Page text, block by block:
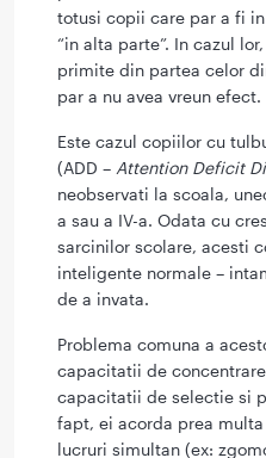
totusi copii care par a fi
“in alta parte”. In cazul
primite din partea celor
par a nu avea vreun efect.
Este cazul copiilor cu
(ADD – Attention Deficit
neobservati la scoala,
a sau a IV-a. Odata cu
sarcinilor scolare, acesti
inteligente normale –
de a invata.
Problema comuna a
capacitatii de
capacitatii de selectie si
fapt, ei acorda prea
lucruri simultan (ex: